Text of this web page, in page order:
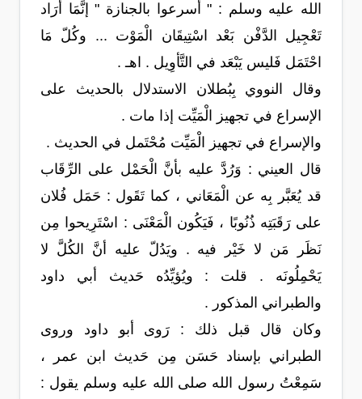
الله عليه وسلم : " أسرعوا بالجنازة " إنَّمَا أرَاد
تَعْجِيل الدَّفْن بَعْد اسْتِيقَان الْمَوْت ... وكُلّ مَا
احْتَمَل فَليس يَبْعَد في التَّأوِيل . اهـ .
وقال النووي بِبُطلان الاستدلال بالحديث على
الإسراع في تجهيز الْمَيِّت إذا مات .
والإسراع في تجهيز الْمَيِّت مُحْتَمل في الحديث .
قال العيني : وَرُدَّ عليه بأنَّ الْحَمْل على الرِّقَاب
قد يُعَبَّر بِه عن الْمَعَاني ، كما تَقَول : حَمَل فُلان
على رَقَبَتِه ذُنُوبًا ، فَيَكُون الْمَعْنَى : اسْتَرِيحوا مِن
نَظَر مَن لا خَيْر فيه . ويَدُلّ عليه أنَّ الكُلَّ لا
يَحْمِلُونَه . قلت : ويُؤيِّدُه حَديث أبي داود
والطبراني المذكور .
وكان قال قبل ذلك : رَوى أبو داود وروى
الطبراني بإسناد حَسَن مِن حَديث ابن عمر ،
سَمِعْتُ رسول الله صلى الله عليه وسلم يقول :